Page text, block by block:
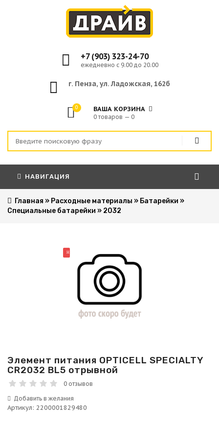
+7 (903) 323-24-70
ежедневно с 9.00 до 20.00
г. Пенза, ул. Ладожская, 162б
0 ВАША КОРЗИНА
0 товаров — 0
НАВИГАЦИЯ
Главная » Расходные материалы » Батарейки »
Специальные батарейки » 2032
НОВИНКА
Элемент питания OPTICELL SPECIALTY
CR2032 BL5 отрывной
0 отзывов
Артикул: 2200001829480